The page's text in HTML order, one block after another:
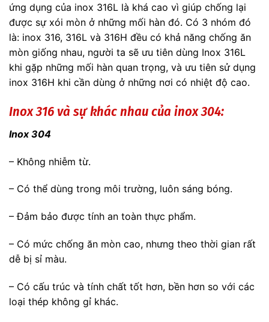
ứng dụng của inox 316L là khá cao vì giúp chống lại
được sự xói mòn ở những mối hàn đó. Có 3 nhóm đó
là: inox 316, 316L và 316H đều có khả năng chống ăn
mòn giống nhau, người ta sẽ ưu tiên dùng Inox 316L
khi gặp những mối hàn quan trọng, và ưu tiên sử dụng
inox 316H khi cần dùng ở những nơi có nhiệt độ cao.
Inox 316 và sự khác nhau của inox 304:
Inox 304
– Không nhiễm từ.
– Có thể dùng trong môi trường, luôn sáng bóng.
– Đảm bảo được tính an toàn thực phẩm.
– Có mức chống ăn mòn cao, nhưng theo thời gian rất
dễ bị sỉ màu.
– Có cấu trúc và tính chất tốt hơn, bền hơn so với các
loại thép không gỉ khác.